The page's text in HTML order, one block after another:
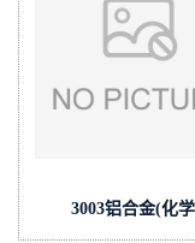
3003铝合金(化